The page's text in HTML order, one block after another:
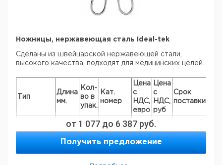
Ножницы, нержавеющая сталь Ideal-tek
Сделаны из швейцарской нержавеющей стали,
высокого качества, подходят для медицинских целей.
Тип
Длина
мм.
Кол-
во в
упак.
Кат.
номер
Цена
с
НДС,
евро
Цена
с
НДС,
руб
Срок
поставки
точные
90 1 6280910
от 1 077 до 6 387 руб.
Получить предложение